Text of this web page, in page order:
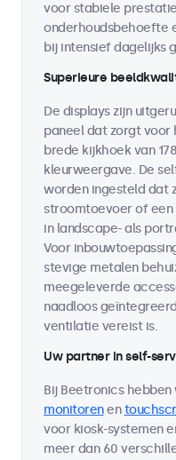
voor stabiele
onderhoudsbehoefte
bij intensief dagelijks
Superieure
De displays zijn
paneel dat zorgt voor
brede kijkhoek van
kleurweergave. De
worden ingesteld dat
stroomtoevoer of een
in landscape- als
Voor
stevige metalen
meegeleverde
naadloos
ventilatie vereist is.
Uw partner in self-
Bij Beetronics
monitorenen
voor kiosk-systemen
meer dan 60